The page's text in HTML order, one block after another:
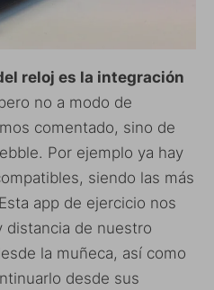
reloj es la integración
no a modo de
comentado, sino de
Por ejemplo ya hay
siendo las más
app de ejercicio nos
distancia de nuestro
la muñeca, así como
desde sus